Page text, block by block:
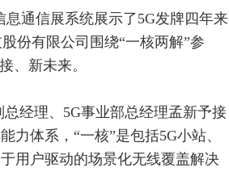
通信展系统展示了5G发牌四年来
份有限公司围绕“一核两解”参
、新未来。
经理、5G事业部总经理孟新予接
力体系，“一核”是包括5G小站、
用户驱动的场景化无线覆盖解决